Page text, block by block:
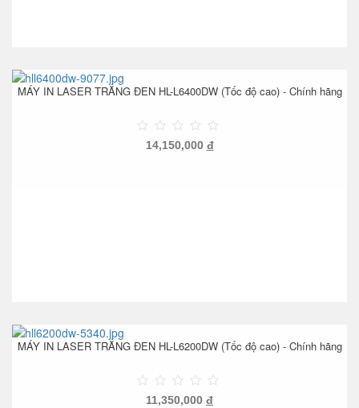
MÁY IN LASER TRẮNG ĐEN HL-L6400DW (Tốc độ cao) - Chính hãng
14,150,000 đ
MÁY IN LASER TRẮNG ĐEN HL-L6200DW (Tốc độ cao) - Chính hãng
11,350,000 đ